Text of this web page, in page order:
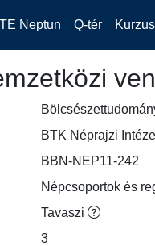
Neptun Q-tér
BTK Néprajzi
BBN-NEP11-242
Népcsoportok és
Tavaszi
3